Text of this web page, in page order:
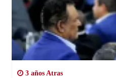
3 años Atras